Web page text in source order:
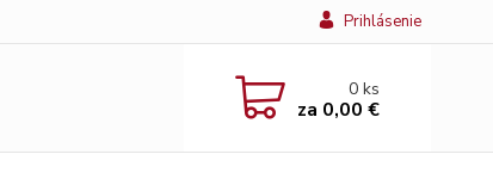
Prihlásenie
0ks
za 0,00 €